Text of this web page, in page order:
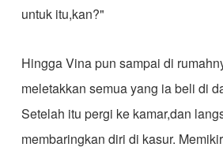
untuk itu,kan?"
Hingga Vina pun sampai di
meletakkan semua yang ia beli di
Setelah itu pergi ke kamar,dan
membaringkan diri di kasur.